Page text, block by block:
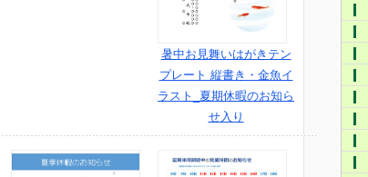
暑中お見舞いはがきテン
プレート 縦書き・金魚イ
ラスト_夏期休暇のお知ら
せ入り